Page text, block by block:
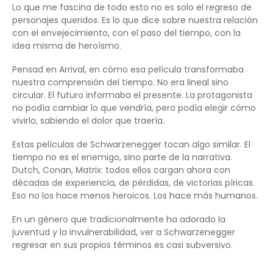
Lo que me fascina de todo esto no es solo el regreso de
personajes queridos. Es lo que dice sobre nuestra relación
con el envejecimiento, con el paso del tiempo, con la
idea misma de heroísmo.
Pensad en Arrival, en cómo esa película transformaba
nuestra comprensión del tiempo. No era lineal sino
circular. El futuro informaba el presente. La protagonista
no podía cambiar lo que vendría, pero podía elegir cómo
vivirlo, sabiendo el dolor que traería.
Estas películas de Schwarzenegger tocan algo similar. El
tiempo no es el enemigo, sino parte de la narrativa.
Dutch, Conan, Matrix: todos ellos cargan ahora con
décadas de experiencia, de pérdidas, de victorias píricas.
Eso no los hace menos heroicos. Los hace más humanos.
En un género que tradicionalmente ha adorado la
juventud y la invulnerabilidad, ver a Schwarzenegger
regresar en sus propios términos es casi subversivo.